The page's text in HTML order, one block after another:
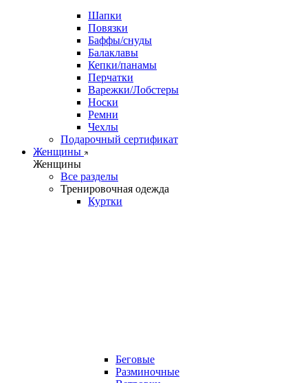
Шапки
Повязки
Баффы/снуды
Балаклавы
Кепки/панамы
Перчатки
Варежки/Лобстеры
Носки
Ремни
Чехлы
Подарочный сертификат
Женщины
Женщины
Все разделы
Тренировочная одежда
Куртки
Беговые
Разминочные